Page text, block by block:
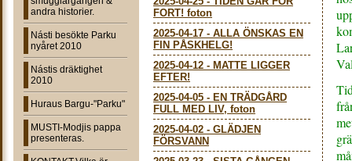
andra historier.
Násti besökte Parku
nyåret 2010
Nástis dräktighet
2010
Huraus Bargu-"Parku"
MUSTI-Modjis pappa
presenteras.
FORT! foton
2025-04-17 - ALLA ÖNSKAS EN
FIN PÅSKHELG!
2025-04-12 - MATTE LIGGER
EFTER!
2025-04-05 - EN TRÄDGÅRD
FULL MED LIV, foton
2025-04-02 - GLÄDJEN
FÖRSVANN